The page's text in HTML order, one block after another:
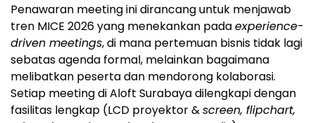
Penawaran meeting ini dirancang untuk menjawab
tren MICE 2026 yang menekankan padaexperience-
driven meetings, di mana pertemuan bisnis tidak lagi
sebatas agenda formal, melainkan bagaimana
melibatkan peserta dan mendorong kolaborasi.
Setiap meeting di Aloft Surabaya dilengkapi dengan
fasilitas lengkap (LCD proyektor &screen, flipchart,